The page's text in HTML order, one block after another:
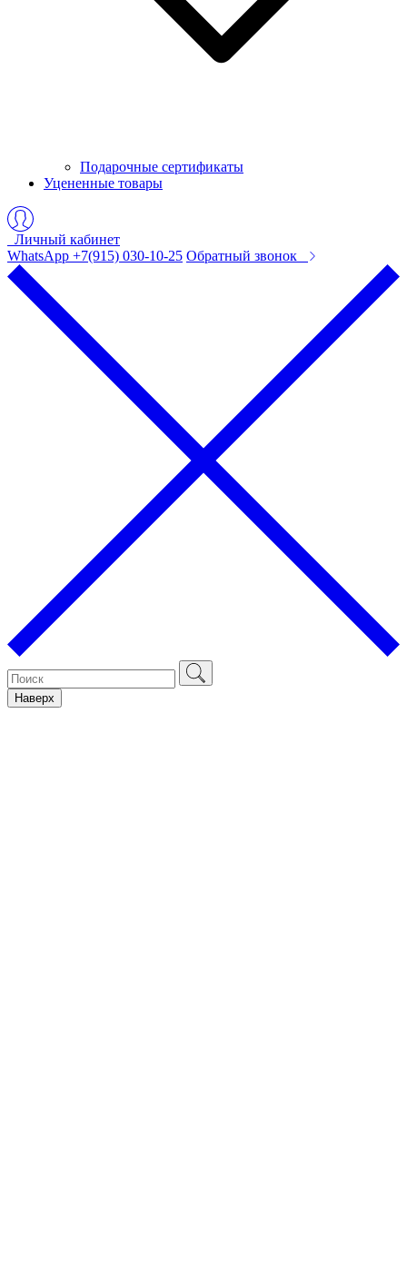
Подарочные сертификаты
Уцененные товары
Личный кабинет
WhatsApp +7(915) 030-10-25 Обратный звонок
Наверх